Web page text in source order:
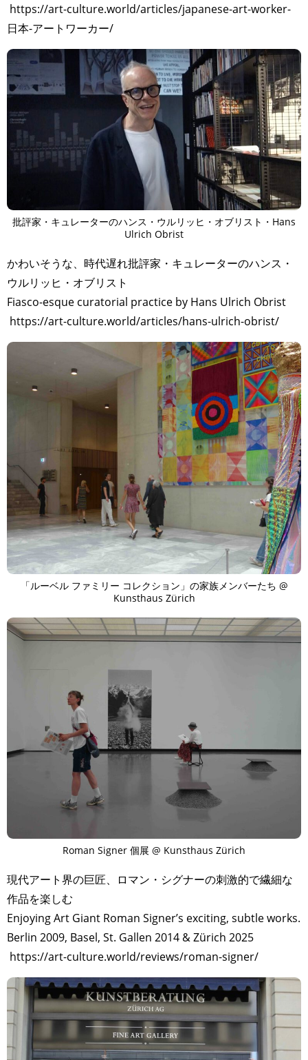
https://art-culture.world/articles/japanese-art-worker-
日本-アートワーカー/
批評家・キュレーターのハンス・ウルリッヒ・オブリスト・Hans
Ulrich Obrist
かわいそうな、時代遅れ批評家・キュレーターのハンス・
ウルリッヒ・オブリスト
Fiasco-esque curatorial practice by Hans Ulrich Obrist
https://art-culture.world/articles/hans-ulrich-obrist/
「ルーベル ファミリー コレクション」の家族メンバーたち @
Kunsthaus Zürich
Roman Signer 個展 @ Kunsthaus Zürich
現代アート界の巨匠、ロマン・シグナーの刺激的で繊細な
作品を楽しむ
Enjoying Art Giant Roman Signer’s exciting, subtle works.
Berlin 2009, Basel, St. Gallen 2014 & Zürich 2025
https://art-culture.world/reviews/roman-signer/